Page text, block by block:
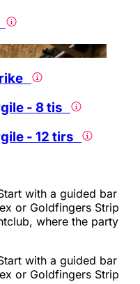
- 8 tis
- 12 tirs
with a guided bar
or Goldfingers Strip
where the party
with a guided bar
or Goldfingers Strip